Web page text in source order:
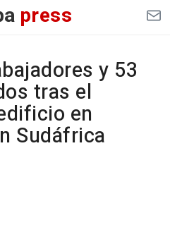
press
y 53
tras el
en
Sudáfrica